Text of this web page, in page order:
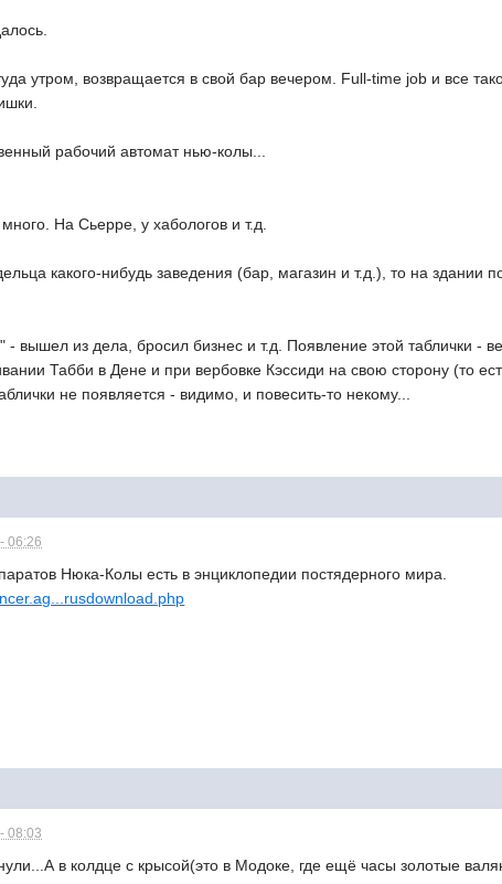
утром, возвращается в свой бар вечером. Full-time job и все
рабочий автомат нью-колы...
На Сьерре, у хабологов и т.д.
какого-нибудь заведения (бар, магазин и т.д.), то на здании
- вышел из дела, бросил бизнес и т.д. Появление этой таблички -
Табби в Дене и при вербовке Кэссиди на свою сторону (то
не появляется - видимо, и повесить-то некому...
06:26
Нюка-Колы есть в энциклопедии постядерного мира.
08:03
в колдце с крысой(это в Модоке, где ещё часы золотые